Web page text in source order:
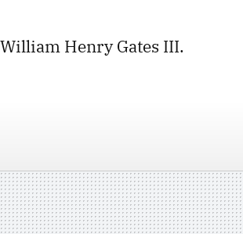
Henry Gates III.